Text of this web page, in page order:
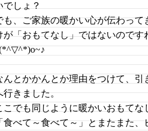
でしょ？
も、ご家族の暖かい心が伝わっ
が「おもてなし」ではないので
んとかかんとか理由をつけて、
行きました。
こでも同じように暖かいおもてな
食べて～食べて～」とまたまた